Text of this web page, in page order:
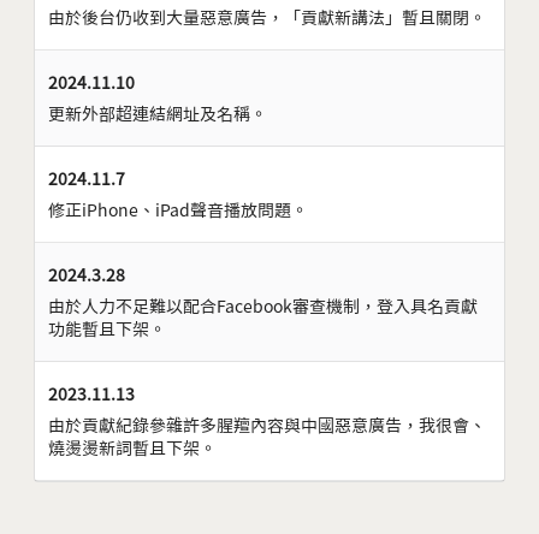
由於後台仍收到大量惡意廣告，「貢獻新講法」暫且關閉。
2024.11.10
更新外部超連結網址及名稱。
2024.11.7
修正iPhone、iPad聲音播放問題。
2024.3.28
由於人力不足難以配合Facebook審查機制，登入具名貢獻
功能暫且下架。
2023.11.13
由於貢獻紀錄參雜許多腥羶內容與中國惡意廣告，我很會、
燒燙燙新詞暫且下架。